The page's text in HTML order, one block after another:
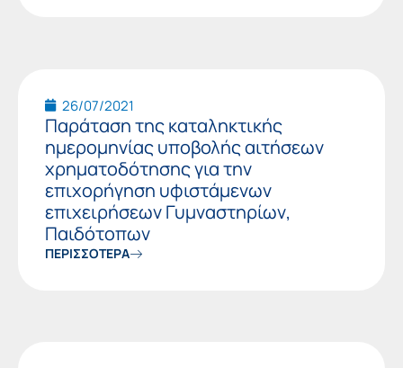
26/07/2021
Παράταση της καταληκτικής
ημερομηνίας υποβολής αιτήσεων
χρηματοδότησης για την
επιχορήγηση υφιστάμενων
επιχειρήσεων Γυμναστηρίων,
Παιδότοπων
ΠΕΡΙΣΣΟΤΕΡΑ